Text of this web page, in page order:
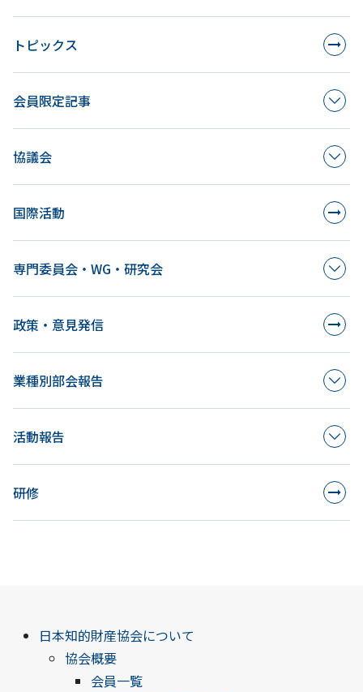
ョ
ン
トピックス
会員限定記事
協議会
国際活動
専門委員会・WG・研究会
政策・意見発信
業種別部会報告
活動報告
研修
日本知的財産協会について
協会概要
会員一覧